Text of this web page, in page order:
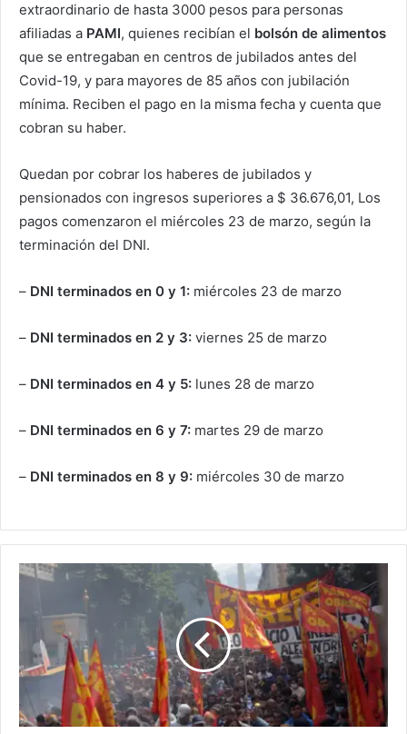
extraordinario de hasta 3000 pesos para personas
afiliadas a PAMI, quienes recibían el bolsón de alimentos
que se entregaban en centros de jubilados antes del
Covid-19, y para mayores de 85 años con jubilación
mínima. Reciben el pago en la misma fecha y cuenta que
cobran su haber.
Quedan por cobrar los haberes de jubilados y
pensionados con ingresos superiores a $ 36.676,01, Los
pagos comenzaron el miércoles 23 de marzo, según la
terminación del DNI.
– DNI terminados en 0 y 1: miércoles 23 de marzo
– DNI terminados en 2 y 3: viernes 25 de marzo
– DNI terminados en 4 y 5: lunes 28 de marzo
– DNI terminados en 6 y 7: martes 29 de marzo
– DNI terminados en 8 y 9: miércoles 30 de marzo